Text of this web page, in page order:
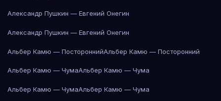
Александр Пушкин — Евгений Онегин
Александр Пушкин — Евгений Онегин
Альбер Камю — ПостороннийАльбер Камю — Посторонний
Альбер Камю — ЧумаАльбер Камю — Чума
Альбер Камю — ЧумаАльбер Камю — Чума